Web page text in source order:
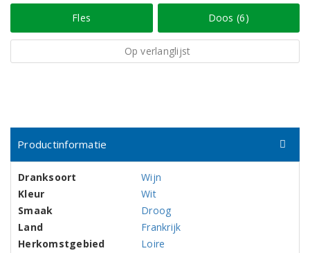
Fles Doos (6)
Op verlanglijst
Productinformatie
Dranksoort
Wijn
Kleur
Wit
Smaak
Droog
Land
Frankrijk
Herkomstgebied
Loire